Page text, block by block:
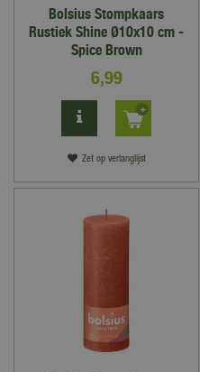
Bolsius Stompkaars
Rustiek Shine Ø10x10 cm -
Spice Brown
6,99
Zet op verlanglijst